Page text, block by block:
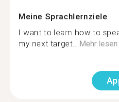
Meine Sprachlernziele
I want to learn how to
my next target...Mehr lesen